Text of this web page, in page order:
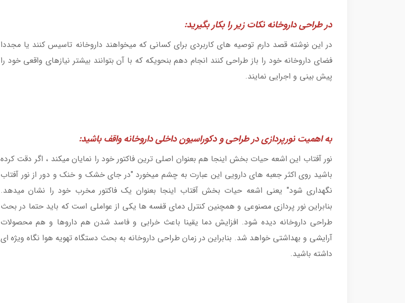
در طراحی داروخانه نکات زیر را بکار بگیرید:
در این نوشته قصد دارم توصیه های کاربردی برای کسانی که میخواهند داروخانه تاسیس کنند یا مجددا
فضای داروخانه خود را باز طراحی کنند انجام دهم بنحویکه که با آن بتوانند بیشتر نیازهای واقعی خود را
پیش بینی و اجرایی نمایند.
به اهمیت نورپردازی در طراحی و دکوراسیون داخلی داروخانه واقف باشید:
نور آفتاب این اشعه حیات بخش اینجا هم بعنوان اصلی ترین فاکتور خود را نمایان میکند ، اگر دقت کرده
باشید روی اکثر جعبه های دارویی این عبارت به چشم میخورد "در جای خشک و خنک و دور از نور آفتاب
نگهداری شود" یعنی اشعه حیات بخش آفتاب اینجا بعنوان یک فاکتور مخرب خود را نشان میدهد.
بنابراین نور پردازی مصنوعی و همچنین کنترل دمای قفسه ها یکی از عواملی است که باید حتما در بحث
طراحی داروخانه دیده شود. افزایش دما یقینا باعث خرابی و فاسد شدن هم داروها و هم محصولات
آرایشی و بهداشتی خواهد شد. بنابراین در زمان طراحی داروخانه به بحث دستگاه تهویه هوا نگاه ویژه ای
داشته باشید.